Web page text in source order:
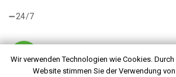
Wir verwenden Technologien wie Cookies.
Website stimmen Sie der Verwendung
24/7